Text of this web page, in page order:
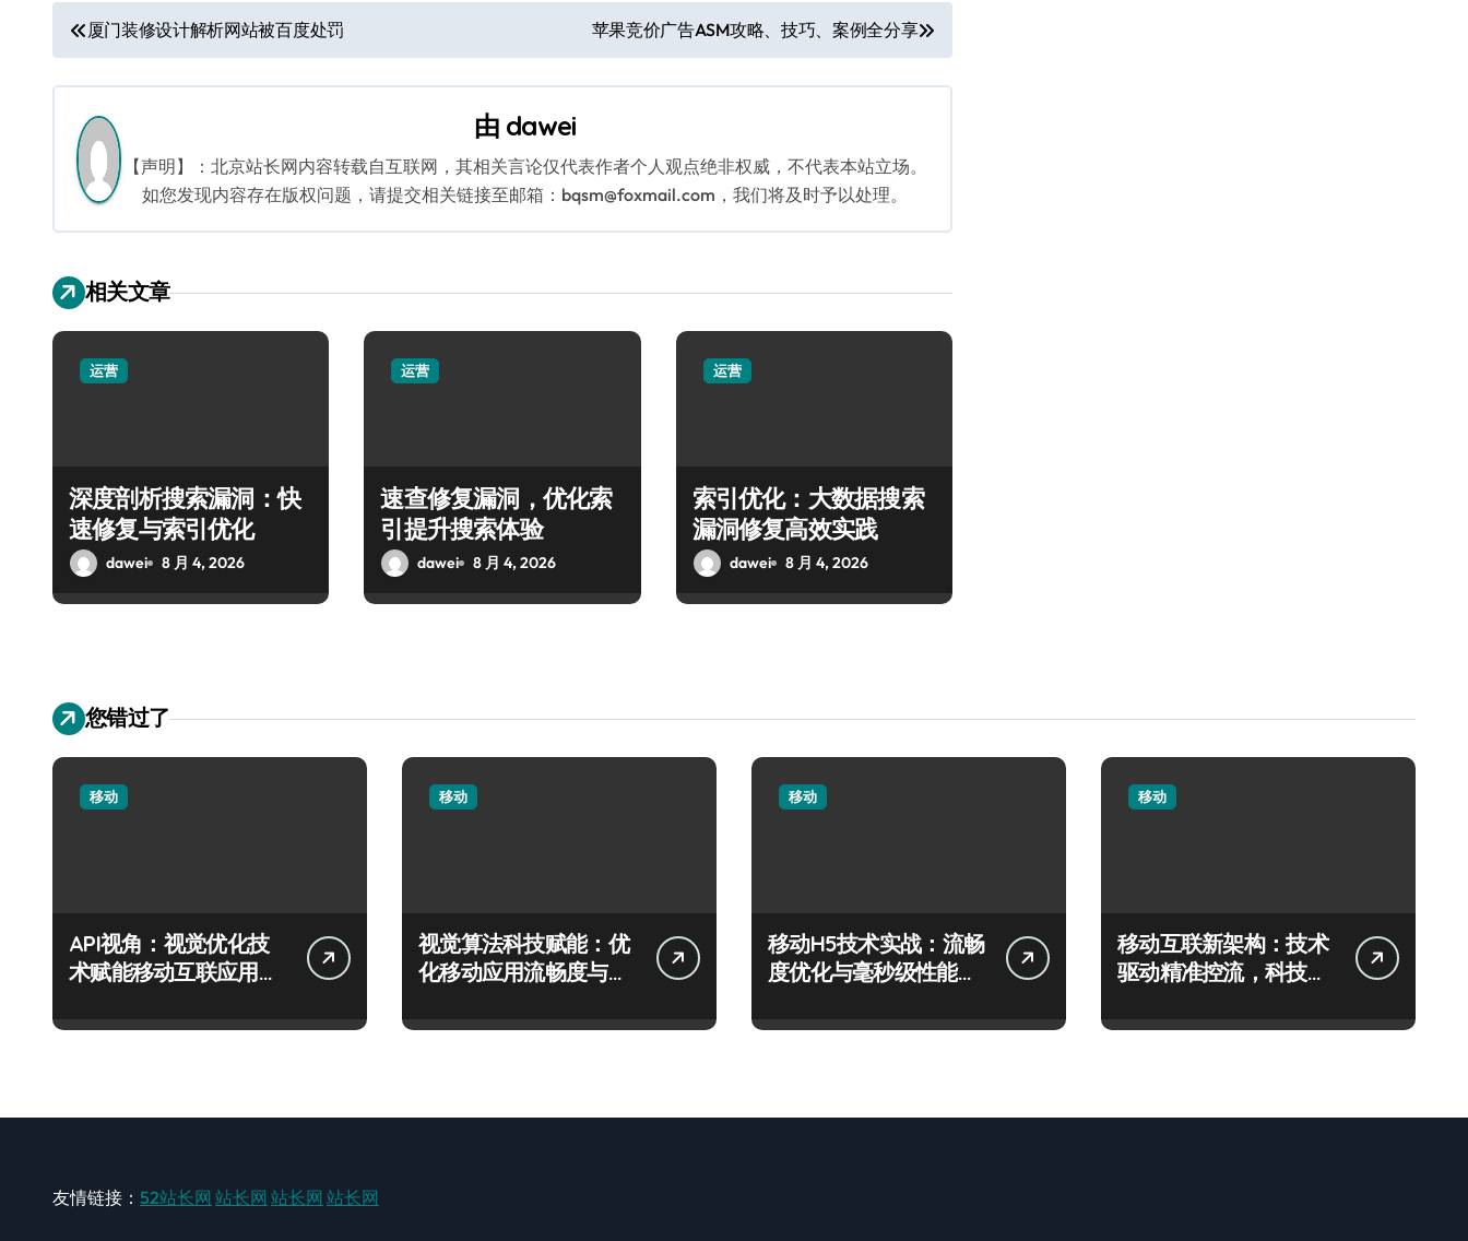
文
章
导
航
厦门装修设计解析网站被百度处罚 苹果竞价广告ASM攻略、技巧、案例全分享
由 dawei
【声明】：北京站长网内容转载自互联网，其相关言论仅代表作者个人观点绝非权威，不代表本站立场。
如您发现内容存在版权问题，请提交相关链接至邮箱：bqsm@foxmail.com，我们将及时予以处理。
相关文章
运营
深度剖析搜索漏洞：快
速修复与索引优化
dawei 8 月 4, 2026
运营
速查修复漏洞，优化索
引提升搜索体验
dawei 8 月 4, 2026
运营
索引优化：大数据搜索
漏洞修复高效实践
dawei 8 月 4, 2026
您错过了
移动
API视角：视觉优化技
术赋能移动互联应用的
移动
视觉算法科技赋能：优
化移动应用流畅度与精
移动
移动H5技术实战：流畅
度优化与毫秒级性能精
移动
移动互联新架构：技术
驱动精准控流，科技赋
友情链接： 52站长网 站长网 站长网 站长网